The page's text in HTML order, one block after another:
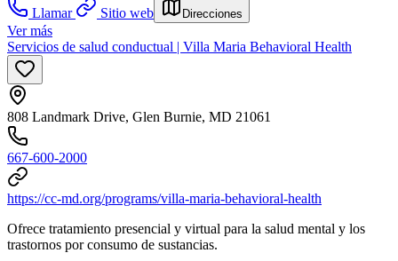
Llamar
Sitio web Direcciones
Ver más
Servicios de salud conductual | Villa Maria Behavioral Health
808 Landmark Drive, Glen Burnie, MD 21061
667-600-2000
https://cc-md.org/programs/villa-maria-behavioral-health
Ofrece tratamiento presencial y virtual para la salud mental y los
trastornos por consumo de sustancias.